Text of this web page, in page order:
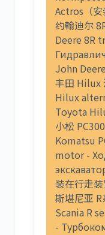
Actros（安
约翰迪尔
Deere 8R
John
丰田 Hilux
Hilux
Toyota
小松
Komatsu
motor -
装在行走装
斯堪尼亚
Scania R
-